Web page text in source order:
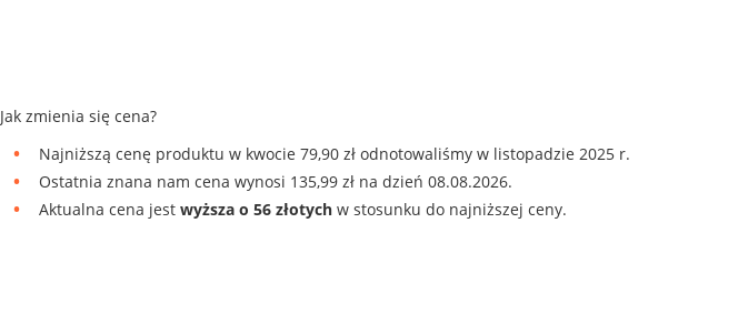
Jak zmienia się cena?
Najniższą cenę produktu w kwocie 79,90 zł odnotowaliśmy w listopadzie 2025 r.
Ostatnia znana nam cena wynosi 135,99 zł na dzień 08.08.2026.
Aktualna cena jestwyższa o 56 złotych w stosunku do najniższej ceny.